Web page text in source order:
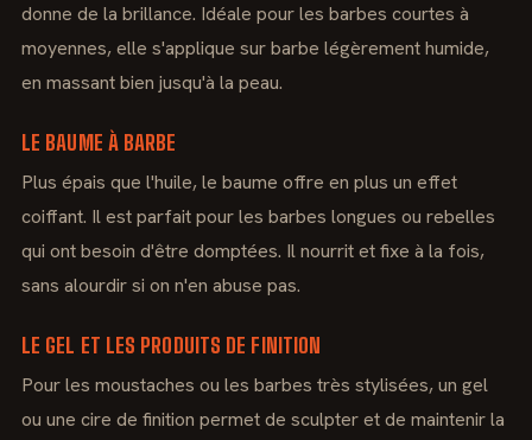
donne de la brillance. Idéale pour les barbes courtes à
moyennes, elle s'applique sur barbe légèrement humide,
en massant bien jusqu'à la peau.
LE BAUME À BARBE
Plus épais que l'huile, le baume offre en plus un effet
coiffant. Il est parfait pour les barbes longues ou rebelles
qui ont besoin d'être domptées. Il nourrit et fixe à la fois,
sans alourdir si on n'en abuse pas.
LE GEL ET LES PRODUITS DE FINITION
Pour les moustaches ou les barbes très stylisées, un gel
ou une cire de finition permet de sculpter et de maintenir la